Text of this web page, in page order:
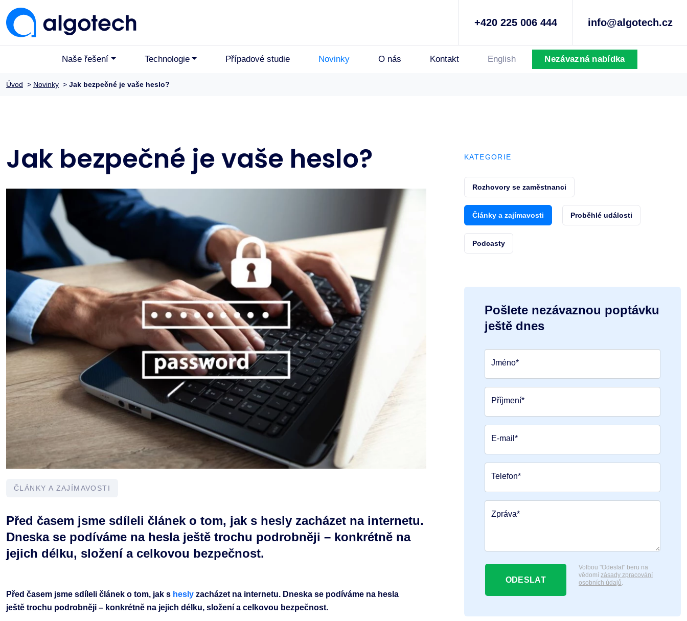
+420 225 006 444 info@algotech.cz
Naše řešení Technologie Případové studie Novinky O nás Kontakt English Nezávazná nabídka
Úvod > Novinky > Jak bezpečné je vaše heslo?
Jak bezpečné je vaše heslo?
ČLÁNKY A ZAJÍMAVOSTI
Před časem jsme sdíleli článek o tom, jak s hesly zacházet na internetu.
Dneska se podíváme na hesla ještě trochu podrobněji – konkrétně na
jejich délku, složení a celkovou bezpečnost.
Před časem jsme sdíleli článek o tom, jak s hesly zacházet na internetu. Dneska se podíváme na hesla
ještě trochu podrobněji – konkrétně na jejich délku, složení a celkovou bezpečnost.
KATEGORIE
Rozhovory se zaměstnanci
Články a zajímavosti Proběhlé události
Podcasty
Pošlete nezávaznou poptávku
ještě dnes
Jméno*
Příjmení*
E-mail*
Telefon*
Zpráva*
ODESLAT
Volbou "Odeslat" beru na
vědomí zásady zpracování
osobních údajů.